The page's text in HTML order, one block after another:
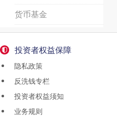
货币基金
投资者权益保障
隐私政策
反洗钱专栏
投资者权益须知
业务规则